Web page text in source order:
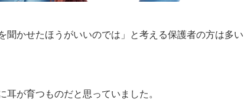
聞かせたほうがいいのでは」と考える保護者の方は多い
が育つものだと思っていました。